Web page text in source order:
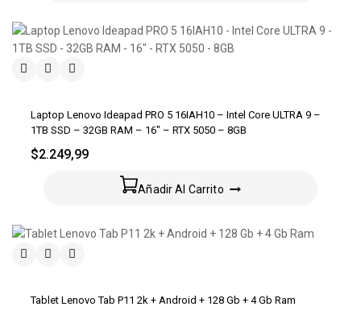
Laptop Lenovo Ideapad PRO 5 16IAH10 – Intel Core ULTRA 9 –
1TB SSD – 32GB RAM – 16″ – RTX 5050 – 8GB
$2.249,99
Añadir Al Carrito
Tablet Lenovo Tab P11 2k + Android + 128 Gb + 4 Gb Ram